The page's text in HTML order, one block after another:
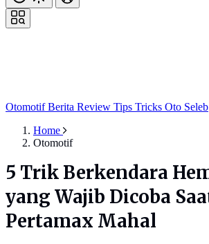
OtomotifBerita Review Tips Tricks Oto Seleb
Home
Otomotif
5 Trik Berkendara
yang Wajib Dicoba
Pertamax Mahal